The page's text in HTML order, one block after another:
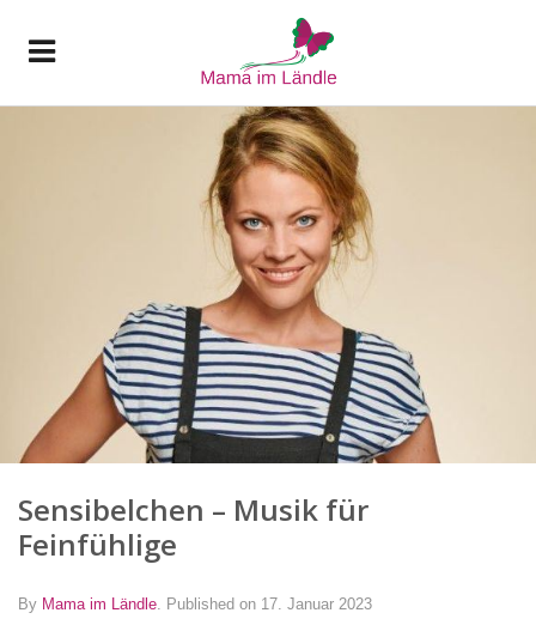
Sensibelchen – Musik für
Feinfühlige
By Mama im Ländle Published on 17. Januar 2023